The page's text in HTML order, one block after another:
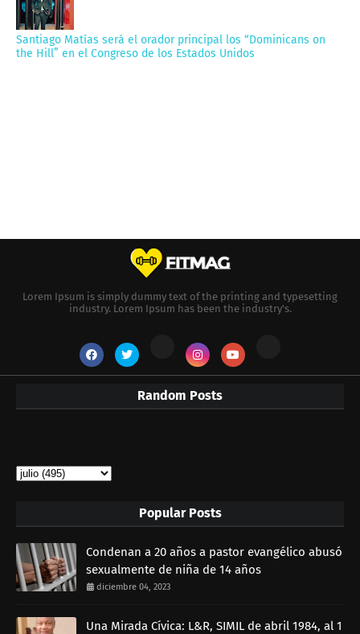
Santiago Matías será el orador principal los “Dominicans on
the Hill” en el Congreso de los Estados Unidos
Lorem Ipsum is simply dummy text of the printing and typesetting
industry. Lorem Ipsum has been the industry's.
Random Posts
Popular Posts
Condenan a 20 años a pastor evangélico abusó
sexualmente de niña de 14 años
diciembre 04, 2023
Una Mirada Cívica: L&R, SIMIL de abril 1984, al 1